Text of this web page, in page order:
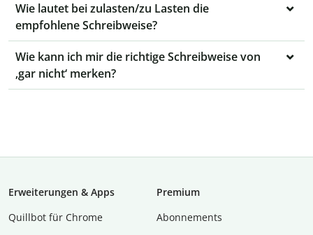
Wie lautet bei zulasten/zu Lasten die
empfohlene Schreibweise?
Wie kann ich mir die richtige Schreibweise von
‚gar nicht‘ merken?
Erweiterungen & Apps
Quillbot für Chrome
Premium
Abon­ne­ments